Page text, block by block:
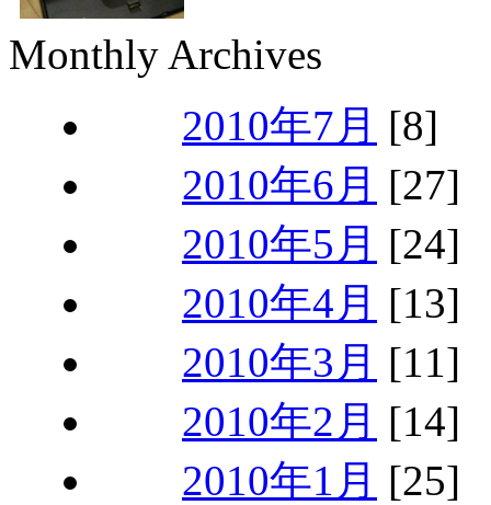
Monthly Archives
2010年7月 [8]
2010年6月 [27]
2010年5月 [24]
2010年4月 [13]
2010年3月 [11]
2010年2月 [14]
2010年1月 [25]